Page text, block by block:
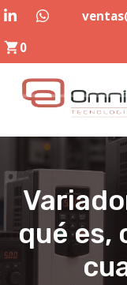
Saltar
contenido
0
qué es,